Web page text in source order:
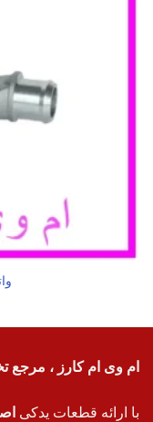
ام وی ام کارز ،
با ارائه قطعات یدکی